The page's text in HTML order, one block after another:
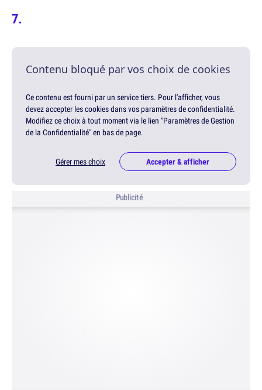
Contenu bloqué par vos choix de cookies
Ce contenu est fourni par un service tiers. Pour l'afficher, vous
devez accepter les cookies dans vos paramètres de confidentialité.
Modifiez ce choix à tout moment via le lien "Paramètres de Gestion
de la Confidentialité" en bas de page.
Gérer mes choix Accepter & afficher
Publicité